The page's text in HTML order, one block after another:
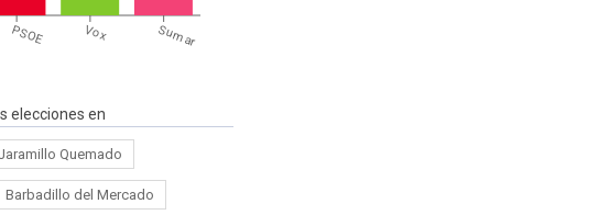
PSOE Vox Sumar
elecciones en
Quemado
Barbadillo del Mercado